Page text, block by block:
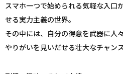
スマホ一つで始められる気軽な入口
せる実力主義の世界。
その中には、自分の得意を武器に人
やりがいを見いだせる壮大なチャン